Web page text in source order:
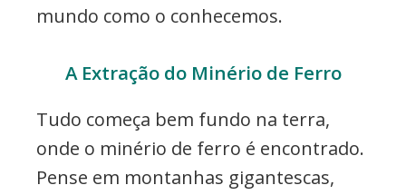
mundo como o conhecemos.
A Extração do Minério de Ferro
Tudo começa bem fundo na terra,
onde o minério de ferro é encontrado.
Pense em montanhas gigantescas,